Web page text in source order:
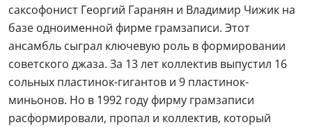
саксофонист Георгий Гаранян и Владимир Чижик на
базе одноименной фирме грамзаписи. Этот
ансамбль сыграл ключевую роль в формировании
советского джаза. За 13 лет коллектив выпустил 16
сольных пластинок-гигантов и 9 пластинок-
миньонов. Но в 1992 году фирму грамзаписи
расформировали, пропал и коллектив, который